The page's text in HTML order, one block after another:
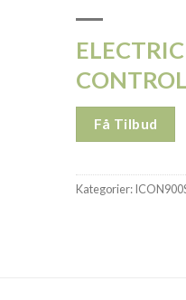
Få Tilbud
Kategorier: